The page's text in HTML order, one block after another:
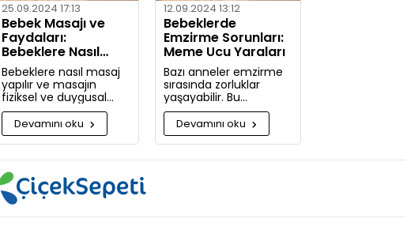
25.09.2024 17:13
Bebek Masajı ve
Faydaları:
Bebeklere Nasıl
Masaj Yapılır
Bebeklere nasıl masaj
yapılır ve masajın
fiziksel ve duygusal
faydaları nelerdir?
Neden bugüne kadar
masaj yapmadığınıza
pişman olacaksınız!
Devamını oku
12.09.2024 13:12
Bebeklerde
Emzirme Sorunları:
Meme Ucu Yaraları
Bazı anneler emzirme
sırasında zorluklar
yaşayabilir. Bu
zorlukların başında
meme ucu yaraları ve
emzirme sırasında
hissedilen acı gelir.
Devamını oku